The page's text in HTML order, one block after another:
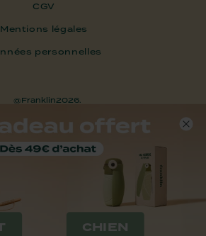
@Franklin2026.
CGV
Mentions légales
personnelles
CHIEN